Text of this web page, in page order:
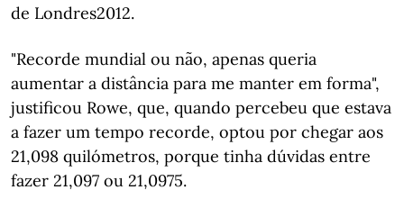
de Londres2012.
"Recorde mundial ou não, apenas queria
aumentar a distância para me manter em forma",
justificou Rowe, que, quando percebeu que estava
a fazer um tempo recorde, optou por chegar aos
21,098 quilómetros, porque tinha dúvidas entre
fazer 21,097 ou 21,0975.